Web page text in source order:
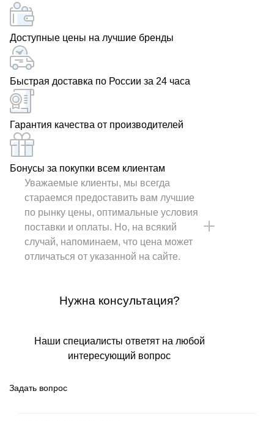
Доступные цены на лучшие бренды
Быстрая доставка по России за 24 часа
Гарантия качества от производителей
Бонусы за покупки всем клиентам
Уважаемые клиенты, мы всегда
стараемся предоставить вам лучшие
по рынку цены, оптимальные условия
поставки и оплаты. Но, на всякий
случай, напоминаем, что цена может
отличаться от указанной на сайте.
Нужна консультация?
Наши специалисты ответят на любой
интересующий вопрос
Задать вопрос